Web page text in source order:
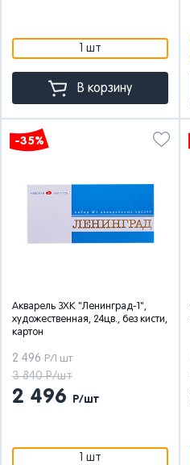
1 шт
В корзину
-35%
Акварель ЗХК "Ленинград-1",
художественная, 24цв., без кисти,
картон
2 496 Р/1 шт
3 840 Р/шт
2 496 Р/шт
1 шт